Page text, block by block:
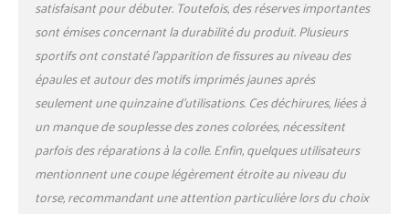
satisfaisant pour débuter. Toutefois, des réserves importantes
sont émises concernant la durabilité du produit. Plusieurs
sportifs ont constaté l’apparition de fissures au niveau des
épaules et autour des motifs imprimés jaunes après
seulement une quinzaine d’utilisations. Ces déchirures, liées à
un manque de souplesse des zones colorées, nécessitent
parfois des réparations à la colle. Enfin, quelques utilisateurs
mentionnent une coupe légèrement étroite au niveau du
torse, recommandant une attention particulière lors du choix